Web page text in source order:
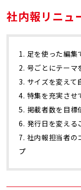
社内報リニュ
1. 足を使った編集
2. 号ごとにテーマ
3. サイズを変えて
4. 特集を充実させ
5. 掲載者数を目標
6. 発行日を変える
7. 社内報担当者の
プ